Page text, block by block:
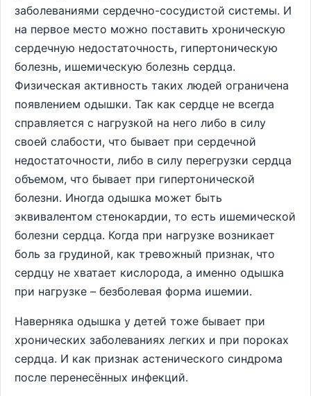
заболеваниями сердечно-сосудистой системы. И
на первое место можно поставить хроническую
сердечную недостаточность, гипертоническую
болезнь, ишемическую болезнь сердца.
Физическая активность таких людей ограничена
появлением одышки. Так как сердце не всегда
справляется с нагрузкой на него либо в силу
своей слабости, что бывает при сердечной
недостаточности, либо в силу перегрузки сердца
объемом, что бывает при гипертонической
болезни. Иногда одышка может быть
эквивалентом стенокардии, то есть ишемической
болезни сердца. Когда при нагрузке возникает
боль за грудиной, как тревожный признак, что
сердцу не хватает кислорода, а именно одышка
при нагрузке – безболевая форма ишемии.
Наверняка одышка у детей тоже бывает при
хронических заболеваниях легких и при пороках
сердца. И как признак астенического синдрома
после перенесённых инфекций.